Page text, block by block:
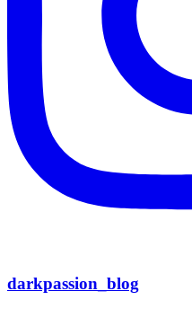
darkpassion_blog